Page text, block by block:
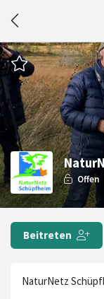
Beitreten
NaturNetz